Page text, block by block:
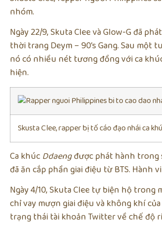
nhóm.
Ngày 22/9, Skuta Clee và Glow-G đã
thời trang Deym – 90’s Gang. Sau một
nó có nhiều nét tương đồng với ca
hiện.
Skusta Clee, rapper bị tố cáo đạo nhái ca
Ca khúc Ddaengđược phát hành trong
đã ăn cắp phần giai điệu từ BTS.
Ngày 4/10, Skuta Clee tự biện hộ
chỉ vay mượn giai điệu và không khí của
trạng thái tài khoản Twitter về chế độ